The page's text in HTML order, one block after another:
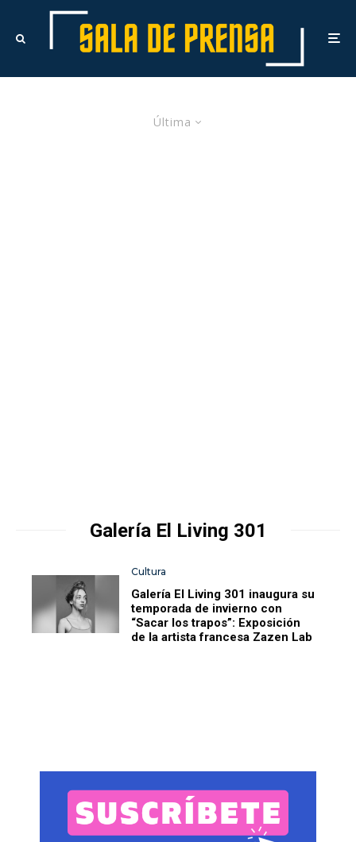
Última
Galería El Living 301
Cultura
Galería El Living 301 inaugura su
temporada de invierno con
“Sacar los trapos”: Exposición
de la artista francesa Zazen Lab